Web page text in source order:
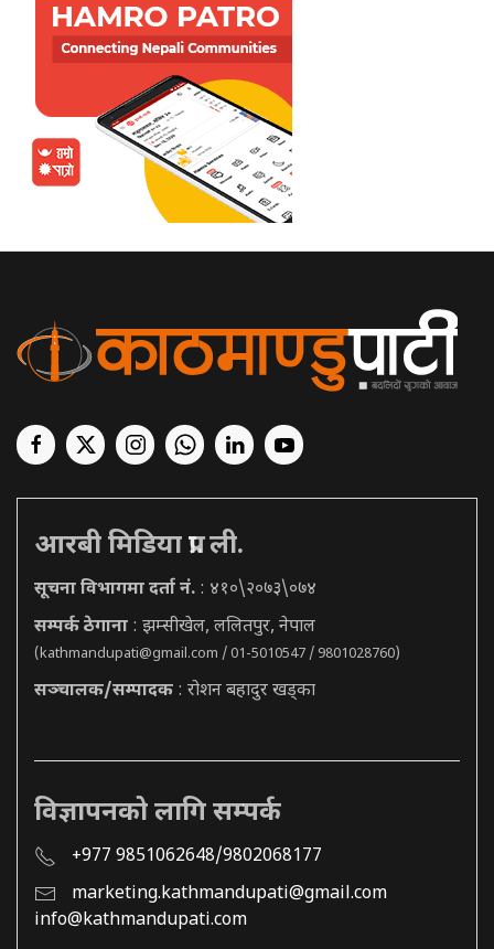
आरबी मिडिया प्रा. ली.
सूचना विभागमा दर्ता नं. : ४१०\२०७३\०७४
सम्पर्क ठेगाना : झम्सीखेल, ललितपुर, नेपाल
(kathmandupati@gmail.com / 01-5010547 / 9801028760)
सञ्चालक/सम्पादक : रोशन बहादुर खड्का
विज्ञापनको लागि सम्पर्क
+977 9851062648/9802068177
marketing.kathmandupati@gmail.com
info@kathmandupati.com